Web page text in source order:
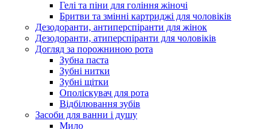
Гелі та піни для гоління жіночі
Бритви та змінні картриджі для чоловіків
Дезодоранти, антиперспіранти для жінок
Дезодоранти, атиперспіранти для чоловіків
Догляд за порожниною рота
Зубна паста
Зубні нитки
Зубні щітки
Ополіскувач для рота
Відбілювання зубів
Засоби для ванни і душу
Мило